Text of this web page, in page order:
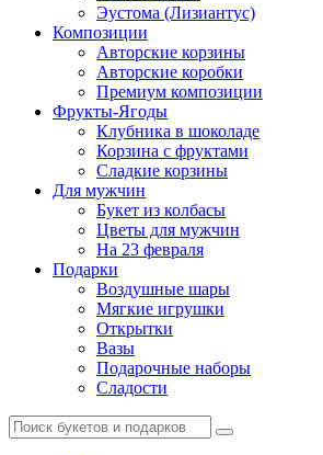
Эустома (Лизиантус)
Композиции
Авторские корзины
Авторские коробки
Премиум композиции
Фрукты-Ягоды
Клубника в шоколаде
Корзина с фруктами
Сладкие корзины
Для мужчин
Букет из колбасы
Цветы для мужчин
На 23 февраля
Подарки
Воздушные шары
Мягкие игрушки
Открытки
Вазы
Подарочные наборы
Сладости